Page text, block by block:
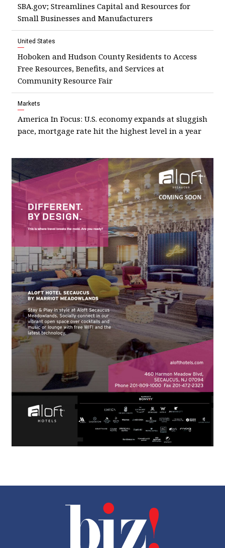
SBA.gov; Streamlines Capital and Resources for
Small Businesses and Manufacturers
United States
Hoboken and Hudson County Residents to Access
Free Resources, Benefits, and Services at
Community Resource Fair
Markets
America In Focus: U.S. economy expands at sluggish
pace, mortgage rate hit the highest level in a year